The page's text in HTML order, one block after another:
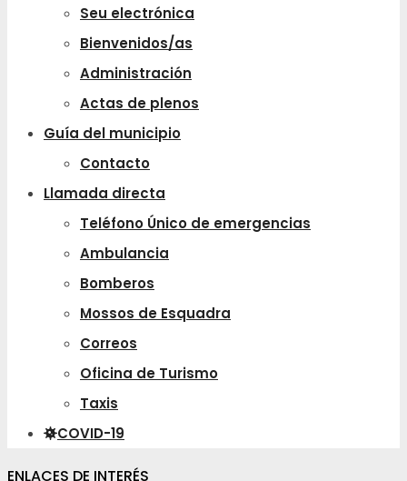
Seu electrónica
Bienvenidos/as
Administración
Actas de plenos
Guía del municipio
Contacto
Llamada directa
Teléfono Único de emergencias
Ambulancia
Bomberos
Mossos de Esquadra
Correos
Oficina de Turismo
Taxis
COVID-19
ENLACES DE INTERÉS